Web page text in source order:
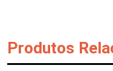
Produtos